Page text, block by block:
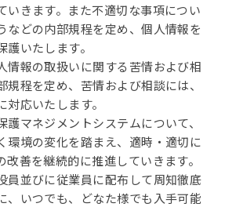
いきます。また不適切な事項につい
などの内部規程を定め、個人情報を
いたします。
情報の取扱いに関する苦情および相
規程を定め、苦情および相談には、
応いたします。
護マネジメントシステムについて、
環境の変化を踏まえ、適時・適切に
改善を継続的に推進していきます。
員並びに従業員に配布して周知徹底
、いつでも、どなた様でも入手可能